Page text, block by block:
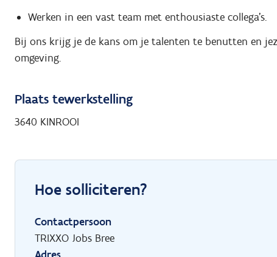
Werken in een vast team met enthousiaste collega’s.
Bij ons krijg je de kans om je talenten te benutten en
omgeving.
Plaats tewerkstelling
3640 KINROOI
Hoe solliciteren?
Contactpersoon
TRIXXO Jobs Bree
Adres